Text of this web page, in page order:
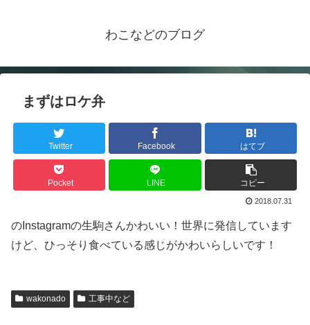
わこなどのブログ
まずはロケ弁
Twitter Facebook はてブ
Pocket LINE コピー
2018.07.31
のInstagramの生駒さんかわいい！世界に発信しています
けど、ひっそり食べている感じがかわいらしいです！
wakonado 工事中など